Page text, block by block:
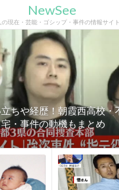
NewSee
の現在・芸能・ゴシップ・事件の情報サイト
ちや経歴！朝霞西高校・
・事件の動機もまとめ